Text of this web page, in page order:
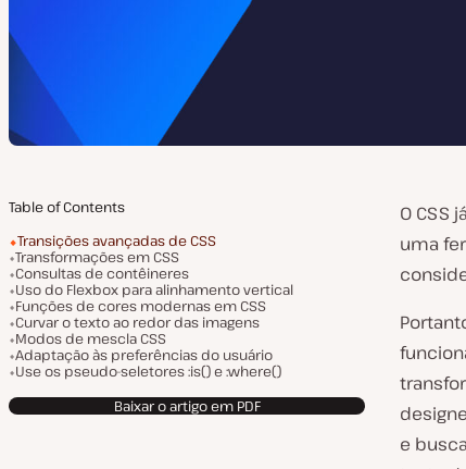
Table of Contents
Transições avançadas de CSS
Transformações em CSS
Consultas de contêineres
Uso do Flexbox para alinhamento vertical
Funções de cores modernas em CSS
Curvar o texto ao redor das imagens
Modos de mescla CSS
Adaptação às preferências do usuário
Use os pseudo-seletores :is() e :where()
Baixar o artigo em PDF
O CSS
uma
e